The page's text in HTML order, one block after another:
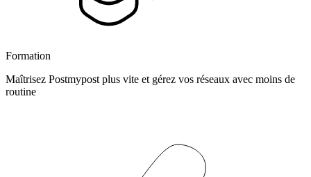
Formation
Maîtrisez Postmypost plus vite et gérez vos réseaux avec moins de
routine